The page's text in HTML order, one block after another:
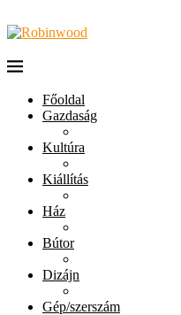
Főoldal
Gazdaság
Kultúra
Kiállítás
Ház
Bútor
Dizájn
Gép/szerszám